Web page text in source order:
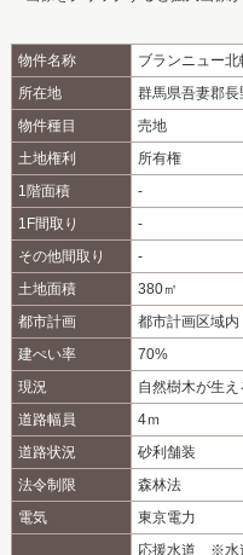
物件名称
ブランニュー北
所在地
群馬県吾妻郡
物件種目
売地
土地権利
所有権
1階面積
-
1F間取り
-
その他間取り
-
土地面積
380㎡
都市計画
都市計画区域
建ぺい率
70%
現況
自然樹木が生え
道路幅員
4ｍ
道路状況
砂利舗装
法令制限
森林法
電気
東京電力
応援水道 ※水